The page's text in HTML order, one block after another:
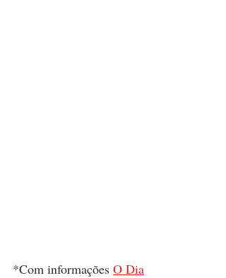
*Com informações O Dia